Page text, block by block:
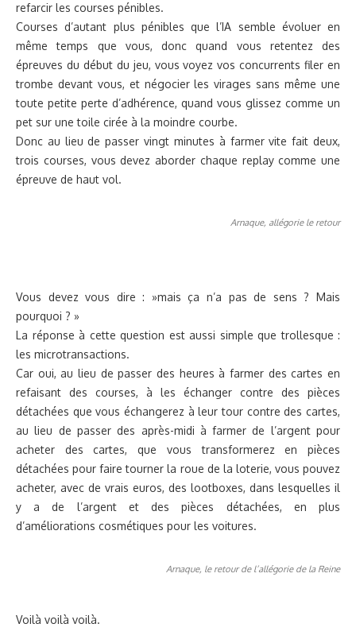
refarcir les courses pénibles.
Courses d’autant plus pénibles que l’IA semble évoluer en
même temps que vous, donc quand vous retentez des
épreuves du début du jeu, vous voyez vos concurrents filer en
trombe devant vous, et négocier les virages sans même une
toute petite perte d’adhérence, quand vous glissez comme un
pet sur une toile cirée à la moindre courbe.
Donc au lieu de passer vingt minutes à farmer vite fait deux,
trois courses, vous devez aborder chaque replay comme une
épreuve de haut vol.
Arnaque, allégorie le retour
Vous devez vous dire : »mais ça n’a pas de sens ? Mais
pourquoi ? »
La réponse à cette question est aussi simple que trollesque :
les microtransactions.
Car oui, au lieu de passer des heures à farmer des cartes en
refaisant des courses, à les échanger contre des pièces
détachées que vous échangerez à leur tour contre des cartes,
au lieu de passer des après-midi à farmer de l’argent pour
acheter des cartes, que vous transformerez en pièces
détachées pour faire tourner la roue de la loterie, vous pouvez
acheter, avec de vrais euros, des lootboxes, dans lesquelles il
y a de l’argent et des pièces détachées, en plus
d’améliorations cosmétiques pour les voitures.
Arnaque, le retour de l’allégorie de la Reine
Voilà voilà voilà.